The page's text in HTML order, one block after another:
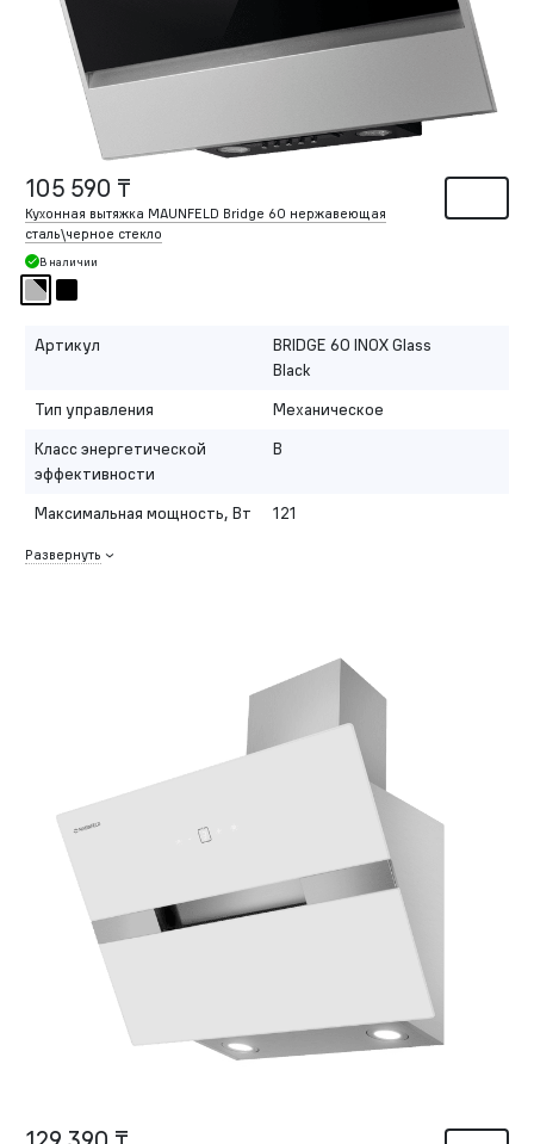
105 590 ₸
Кухонная вытяжка MAUNFELD Bridge 60 нержавеющая
сталь\черное стекло
В наличии
Артикул
BRIDGE 60 INOX Glass
Black
Тип управления
Механическое
Класс энергетической
эффективности
B
Максимальная мощность, Вт 121
Развернуть